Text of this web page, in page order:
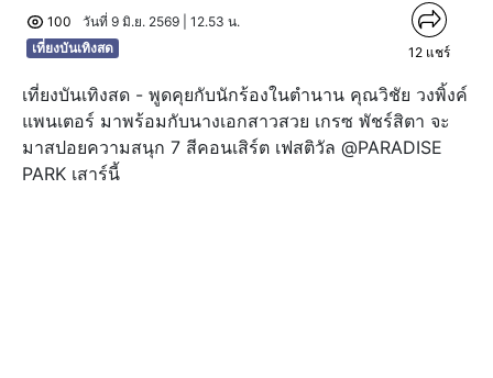
100
วันที่ 9 มิ.ย. 2569 | 12.53 น.
เที่ยงบันเทิงสด
12 แชร์
เที่ยงบันเทิงสด - พูดคุยกับนักร้องในตำนาน คุณวิชัย วงพิ้งค์
แพนเตอร์ มาพร้อมกับนางเอกสาวสวย เกรซ พัชร์สิตา จะ
มาสปอยความสนุก 7 สีคอนเสิร์ต เฟสติวัล @PARADISE
PARK เสาร์นี้